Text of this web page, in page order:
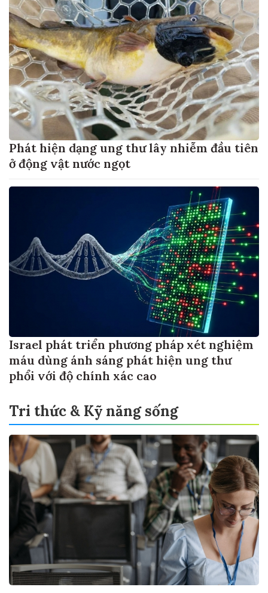
Phát hiện dạng ung thư lây nhiễm đầu tiên
ở động vật nước ngọt
Israel phát triển phương pháp xét nghiệm
máu dùng ánh sáng phát hiện ung thư
phổi với độ chính xác cao
Tri thức & Kỹ năng sống